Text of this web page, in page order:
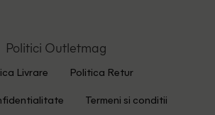
Politici Outletmag
Livrare Politica Retur
Termeni si conditii